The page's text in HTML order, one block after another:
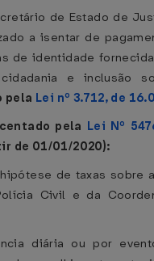
de Estado de
a isentar de
de identidade
e inclusão
pela Lei nº 3.712, de
pela Lei Nº
de 01/01/2020):
de taxas sobre
Civil e da
diária ou por